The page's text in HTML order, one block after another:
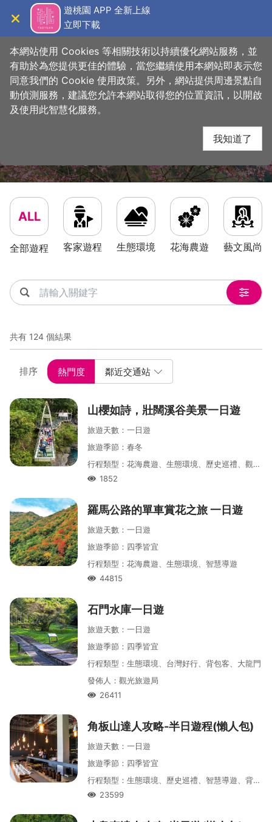
主
遊桃園 APP 全新上線
立即下載
桃園觀光導覽網
首頁 > 想做的事 多元行程
ALL
全部遊程 客家遊程 生態環境 花海農遊 藝文風尚
關鍵字
共有 124 個結果
排序 熱門度 鄰近交通站
山櫻如詩，壯闊溪谷美景一日遊
旅遊天數 ： 一日遊
旅遊季節 ： 春冬
行程類型 ： 花海農遊、生態環境、歷史巡禮、觀光大使帶你遊
人氣1852
羅馬公路的單車賞花之旅 一日遊
旅遊天數 ： 一日遊
旅遊季節 ： 四季皆宜
行程類型 ： 花海農遊、生態環境、智慧導遊
人氣44815
石門水庫一日遊
旅遊天數 ： 一日遊
旅遊季節 ： 四季皆宜
行程類型 ： 生態環境、台灣好行、背包客、大龍門
發佈人 ： 觀光旅遊局
人氣26411
角板山達人攻略-半日遊程(懶人包)
旅遊天數 ： 一日遊
旅遊季節 ： 四季皆宜
行程類型 ： 生態環境、歷史巡禮、智慧導遊、背包客
人氣23599
本網站使用 Cookies 等相關技術以持續優化網站服務，並
有助於為您提供更佳的體驗，當您繼續使用本網站即表示您
同意我們的 Cookie 使用政策。另外，網站提供周邊景點自
動偵測服務，建議您允許本網站取得您的位置資訊，以開啟
及使用此智慧化服務。
我知道了